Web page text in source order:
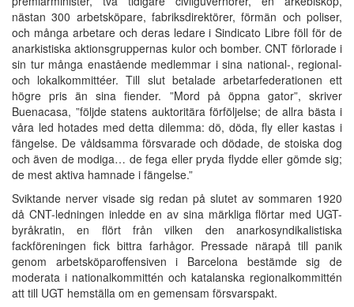
nästan 300 arbetsköpare, fabriksdirektörer, förmän och poliser,
och många arbetare och deras ledare i Sindicato Libre föll för de
anarkistiska aktionsgruppernas kulor och bomber. CNT förlorade i
sin tur många enastående medlemmar i sina national-, regional-
och lokalkommittéer. Till slut betalade arbetarfederationen ett
högre pris än sina fiender. ”Mord på öppna gator”, skriver
Buenacasa, ”följde statens auktoritära förföljelse; de allra bästa i
våra led hotades med detta dilemma: dö, döda, fly eller kastas i
fängelse. De våldsamma försvarade och dödade, de stoiska dog
och även de modiga… de fega eller pryda flydde eller gömde sig;
de mest aktiva hamnade i fängelse.”
Sviktande nerver visade sig redan på slutet av sommaren 1920
då CNT-ledningen inledde en av sina märkliga flörtar med UGT-
byråkratin, en flört från vilken den anarkosyndikalistiska
fackföreningen fick bittra farhågor. Pressade närapå till panik
genom arbetsköparoffensiven i Barcelona bestämde sig de
moderata i nationalkommittén och katalanska regionalkommittén
att till UGT hemställa om en gemensam försvarspakt.